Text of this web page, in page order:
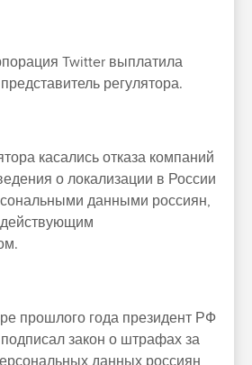
Twitter выплатила
регулятора.
касались отказа компаний
о локализации в России
данными россиян,
действующим
прошлого года президент РФ
закон о штрафах за
данных россиян